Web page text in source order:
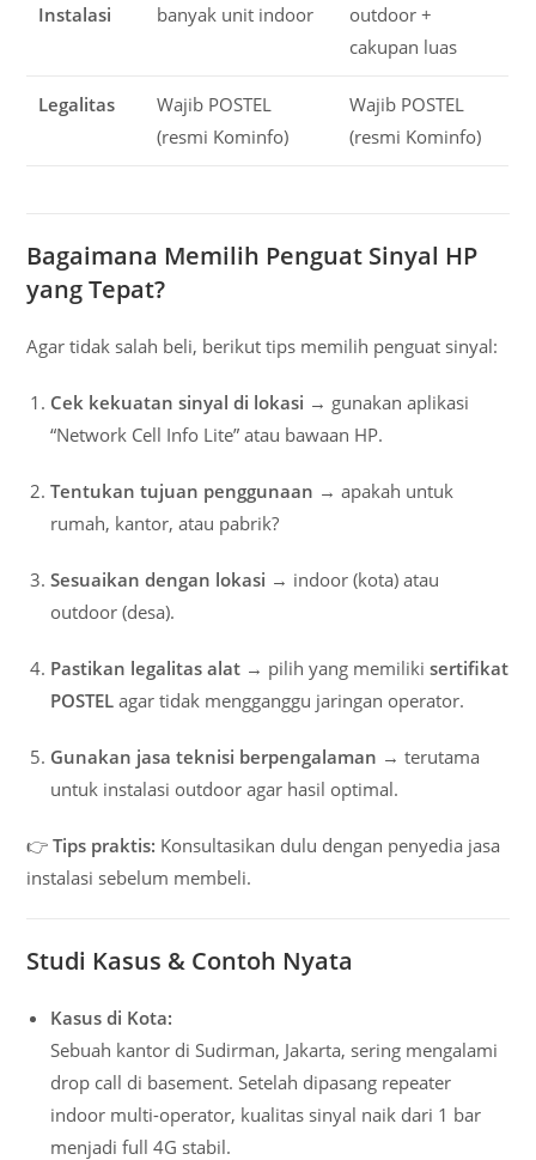
Instalasi
banyak unit indoor
outdoor +
cakupan luas
Legalitas
Wajib POSTEL
(resmi Kominfo)
Wajib POSTEL
(resmi Kominfo)
Bagaimana Memilih Penguat Sinyal HP
yang Tepat?
Agar tidak salah beli, berikut tips memilih penguat sinyal:
Cek kekuatan sinyal di lokasi → gunakan aplikasi
“Network Cell Info Lite” atau bawaan HP.
Tentukan tujuan penggunaan → apakah untuk
rumah, kantor, atau pabrik?
Sesuaikan dengan lokasi → indoor (kota) atau
outdoor (desa).
Pastikan legalitas alat → pilih yang memilikisertifikat
POSTEL agar tidak mengganggu jaringan operator.
Gunakan jasa teknisi berpengalaman → terutama
untuk instalasi outdoor agar hasil optimal.
👉Tips praktis: Konsultasikan dulu dengan penyedia jasa
instalasi sebelum membeli.
Studi Kasus & Contoh Nyata
Kasus di Kota:
Sebuah kantor di Sudirman, Jakarta, sering mengalami
drop call di basement. Setelah dipasang repeater
indoor multi-operator, kualitas sinyal naik dari 1 bar
menjadi full 4G stabil.